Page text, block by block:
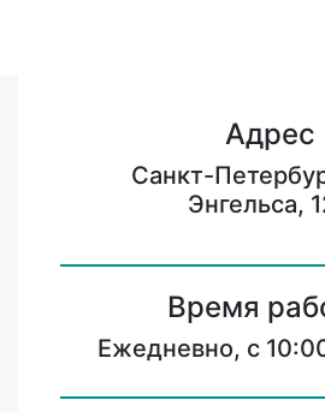
Адрес
Санкт-
Энгельса,
Время
Ежедневно, с